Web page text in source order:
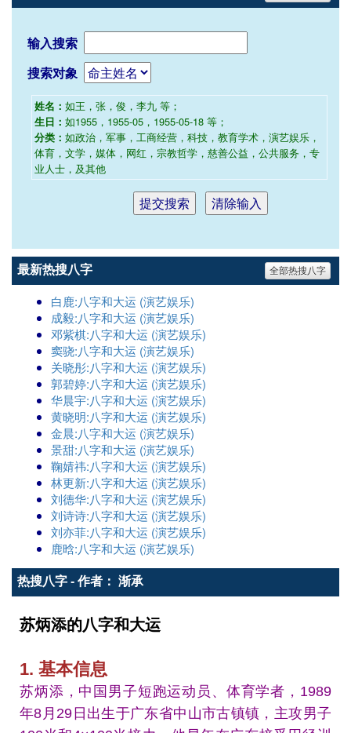
输入搜索
搜索对象
姓名： 如王，张，俊，李九 等；
生日： 如1955，1955-05，1955-05-18 等；
分类： 如政治，军事，工商经营，科技，教育学术，演艺娱乐，
体育，文学，媒体，网红，宗教哲学，慈善公益，公共服务，专
业人士，及其他
最新热搜八字 全部热搜八字
白鹿:八字和大运 (演艺娱乐)
成毅:八字和大运 (演艺娱乐)
邓紫棋:八字和大运 (演艺娱乐)
窦骁:八字和大运 (演艺娱乐)
关晓彤:八字和大运 (演艺娱乐)
郭碧婷:八字和大运 (演艺娱乐)
华晨宇:八字和大运 (演艺娱乐)
黄晓明:八字和大运 (演艺娱乐)
金晨:八字和大运 (演艺娱乐)
景甜:八字和大运 (演艺娱乐)
鞠婧祎:八字和大运 (演艺娱乐)
林更新:八字和大运 (演艺娱乐)
刘德华:八字和大运 (演艺娱乐)
刘诗诗:八字和大运 (演艺娱乐)
刘亦菲:八字和大运 (演艺娱乐)
鹿晗:八字和大运 (演艺娱乐)
热搜八字 - 作者： 渐承
苏炳添的八字和大运
1. 基本信息
苏炳添，中国男子短跑运动员、体育学者，1989
年8月29日出生于广东省中山市古镇镇，主攻男子